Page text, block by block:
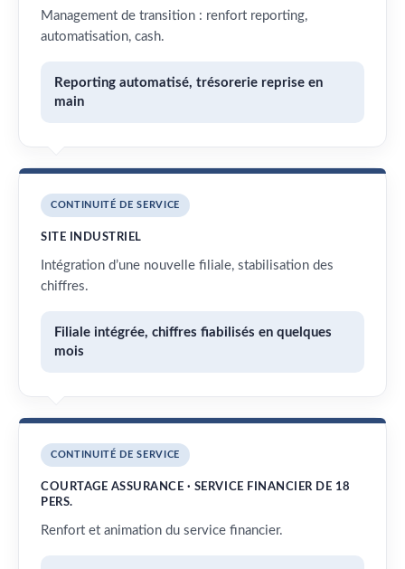
Management de transition : renfort reporting,
automatisation, cash.
Reporting automatisé, trésorerie reprise en
main
CONTINUITÉ DE SERVICE
SITE INDUSTRIEL
Intégration d’une nouvelle filiale, stabilisation des
chiffres.
Filiale intégrée, chiffres fiabilisés en quelques
mois
CONTINUITÉ DE SERVICE
COURTAGE ASSURANCE · SERVICE FINANCIER DE 18
PERS.
Renfort et animation du service financier.